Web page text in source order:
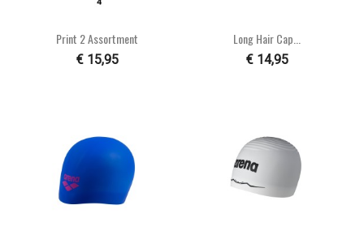
Print 2 Assortment
€ 15,95
Long Hair Cap...
€ 14,95